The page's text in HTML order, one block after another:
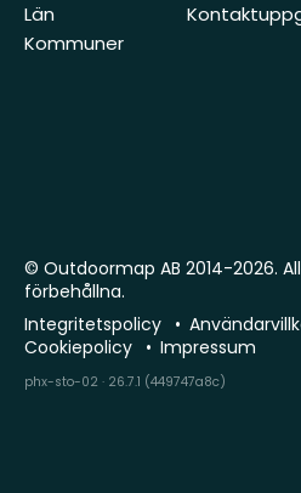
Län
Kommuner
© Outdoormap AB 2014-2026.
förbehållna.
Integritetspolicy
Cookiepolicy
Impressum
phx-sto-02 · 26.7.1 (449747a8c)